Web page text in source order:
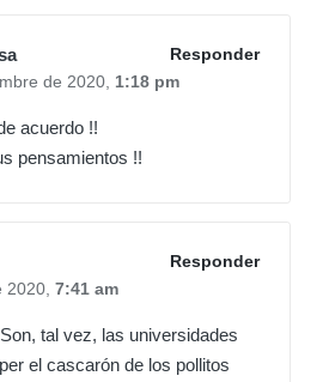
Responder
de 2020, 1:18 pm
acuerdo !!
pensamientos !!
Responder
2020, 7:41 am
tal vez, las universidades
el cascarón de los pollitos